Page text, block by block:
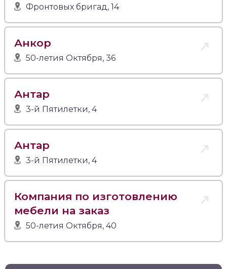
Фронтовых бригад, 14
Анкор
50-летия Октября, 36
Антар
3-й Пятилетки, 4
Антар
3-й Пятилетки, 4
Компания по изготовлению
мебели на заказ
50-летия Октября, 40